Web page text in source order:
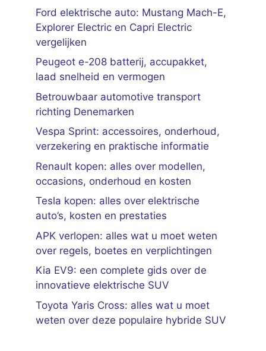
Ford elektrische auto: Mustang Mach-E,
Explorer Electric en Capri Electric
vergelijken
Peugeot e-208 batterij, accupakket,
laad snelheid en vermogen
Betrouwbaar automotive transport
richting Denemarken
Vespa Sprint: accessoires, onderhoud,
verzekering en praktische informatie
Renault kopen: alles over modellen,
occasions, onderhoud en kosten
Tesla kopen: alles over elektrische
auto’s, kosten en prestaties
APK verlopen: alles wat u moet weten
over regels, boetes en verplichtingen
Kia EV9: een complete gids over de
innovatieve elektrische SUV
Toyota Yaris Cross: alles wat u moet
weten over deze populaire hybride SUV